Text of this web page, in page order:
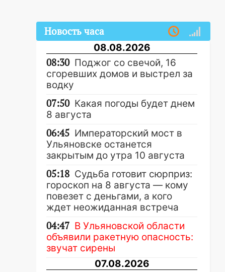
Новость часа
08.08.2026
08:30 Поджог со свечой, 16
сгоревших домов и выстрел за
водку
07:50 Какая погоды будет днем
8 августа
06:45 Императорский мост в
Ульяновске останется
закрытым до утра 10 августа
05:18 Судьба готовит сюрприз:
гороскоп на 8 августа — кому
повезет с деньгами, а кого
ждет неожиданная встреча
04:47 В Ульяновской области
объявили ракетную опасность:
звучат сирены
07.08.2026